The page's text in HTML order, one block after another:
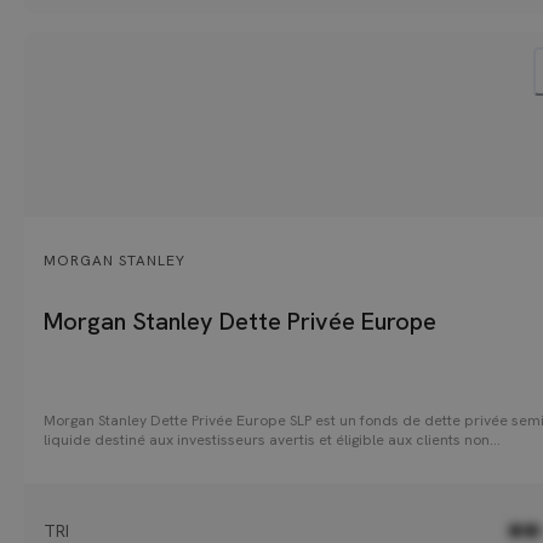
MORGAN STANLEY
Morgan Stanley Dette Privée Europe
Morgan Stanley Dette Privée Europe SLP est un fonds de dette privée
liquide destiné aux investisseurs avertis et éligible aux clients non
intermédiaire (30 à 60 participations avec un EBITDA de 10-100M€ pour
TRI